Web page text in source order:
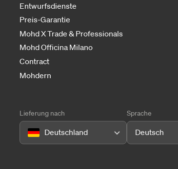
Entwurfsdienste
Preis-Garantie
Mohd X Trade & Professionals
Mohd Officina Milano
Contract
Mohdern
Lieferung nach
Deutschland
Sprache
Deutsch